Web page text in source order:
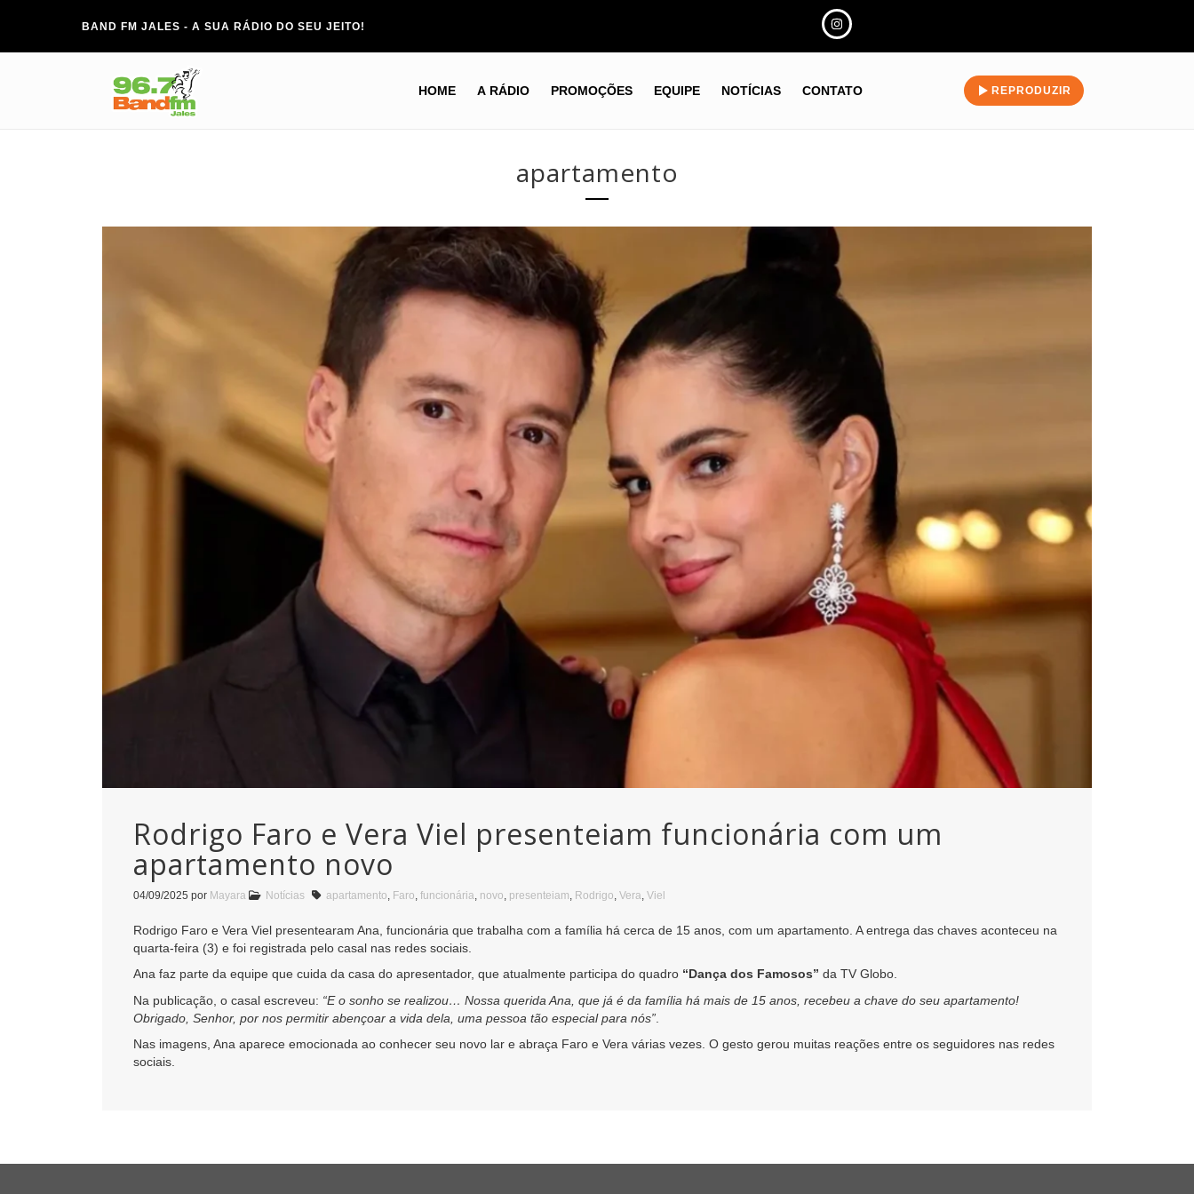
BAND FM JALES - A SUA RÁDIO DO SEU JEITO!
HOME A RÁDIO PROMOÇÕES EQUIPE NOTÍCIAS CONTATO REPRODUZIR
apartamento
Rodrigo Faro e Vera Viel presenteiam funcionária com um
apartamento novo
04/09/2025 por Mayara Notícias apartamento, Faro, funcionária, novo, presenteiam, Rodrigo, Vera, Viel
Rodrigo Faro e Vera Viel presentearam Ana, funcionária que trabalha com a família há cerca de 15 anos, com um apartamento. A entrega das chaves aconteceu na
quarta-feira (3) e foi registrada pelo casal nas redes sociais.
Ana faz parte da equipe que cuida da casa do apresentador, que atualmente participa do quadro “Dança dos Famosos” da TV Globo.
Na publicação, o casal escreveu: “E o sonho se realizou… Nossa querida Ana, que já é da família há mais de 15 anos, recebeu a chave do seu apartamento!
Obrigado, Senhor, por nos permitir abençoar a vida dela, uma pessoa tão especial para nós”
Nas imagens, Ana aparece emocionada ao conhecer seu novo lar e abraça Faro e Vera várias vezes. O gesto gerou muitas reações entre os seguidores nas redes
sociais.